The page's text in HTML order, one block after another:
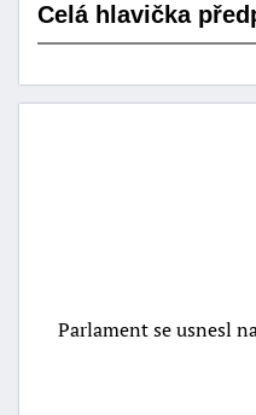
Celá hlavička
Parlament se usnesl na